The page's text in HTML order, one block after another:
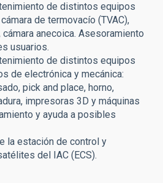
de distintos equipos
de termovacío (TVAC),
anecoica. Asesoramiento
usuarios.
de distintos equipos
de electrónica y mecánica:
pick and place, horno,
impresoras 3D y máquinas
y ayuda a posibles
la estación de control y
del IAC (ECS).